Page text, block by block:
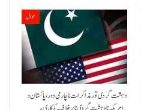
حوال
دہشت گردی تور مذاکرات نا چارمی دور،پاکستان و